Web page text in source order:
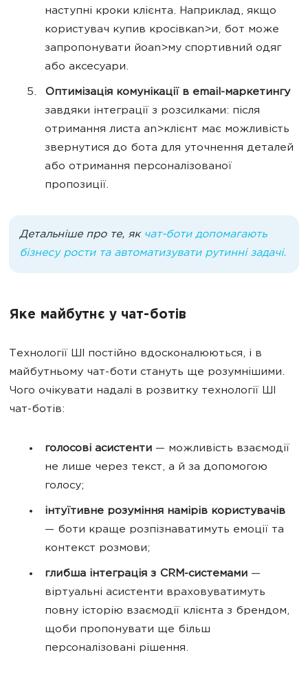
наступні кроки клієнта. Наприклад, якщо
користувач купив кросівкan>и, бот може
запропонувати йоan>му спортивний одяг
або аксесуари.
Оптимізація комунікації в email-маркетингу
завдяки інтеграції з розсилками: після
отримання листа an>клієнт має можливість
звернутися до бота для уточнення деталей
або отримання персоналізованої
пропозиції.
Детальніше про те, як чат-боти допомагають
бізнесу рости та автоматизувати рутинні задачі.
Яке майбутнє у чат-ботів
Технології ШІ постійно вдосконалюються, і в
майбутньому чат-боти стануть ще розумнішими.
Чого очікувати надалі в розвитку технології ШІ
чат-ботів:
голосові асистенти — можливість взаємодії
не лише через текст, а й за допомогою
голосу;
інтуїтивне розуміння намірів користувачів
— боти краще розпізнаватимуть емоції та
контекст розмови;
глибша інтеграція з CRM-системами —
віртуальні асистенти враховуватимуть
повну історію взаємодії клієнта з брендом,
щоби пропонувати ще більш
персоналізовані рішення.